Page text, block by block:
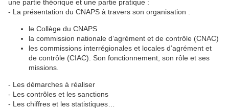
une partie théorique et une partie pratique :
- La présentation du CNAPS à travers son organisation :
le Collège du CNAPS
la commission nationale d’agrément et de contrôle (CNAC)
les commissions interrégionales et locales d’agrément et
de contrôle (CIAC). Son fonctionnement, son rôle et ses
missions.
- Les démarches à réaliser
- Les contrôles et les sanctions
- Les chiffres et les statistiques…